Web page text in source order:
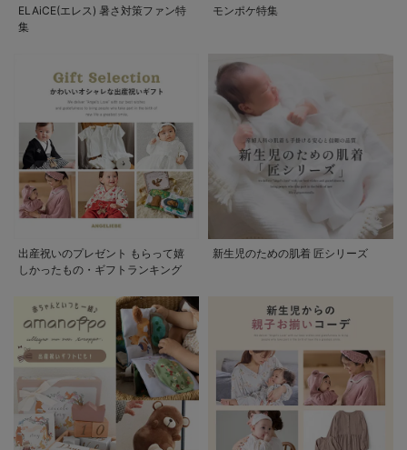
ELAiCE(エレス) 暑さ対策ファン特
集
モンポケ特集
出産祝いのプレゼント もらって嬉
しかったもの・ギフトランキング
新生児のための肌着 匠シリーズ